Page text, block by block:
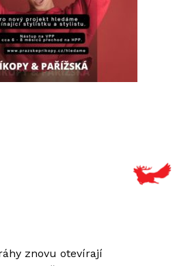
znovu otevírají